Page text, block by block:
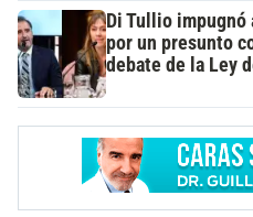
Di Tullio impugnó
por un presunto
debate de la Ley